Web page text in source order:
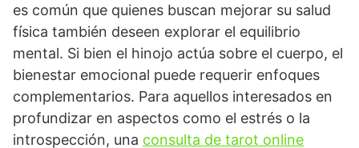
es común que quienes buscan mejorar su salud
física también deseen explorar el equilibrio
mental. Si bien el hinojo actúa sobre el cuerpo, el
bienestar emocional puede requerir enfoques
complementarios. Para aquellos interesados en
profundizar en aspectos como el estrés o la
introspección, una consulta de tarot online